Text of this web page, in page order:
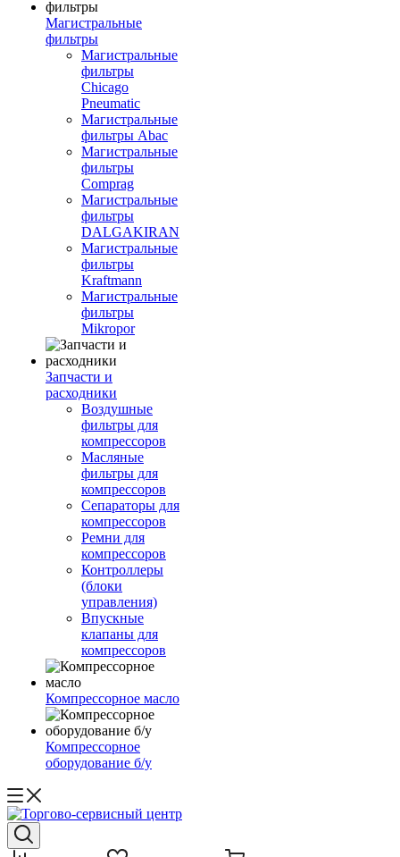
Магистральные
фильтры
Магистральные
фильтры
Chicago
Pneumatic
Магистральные
фильтры Abac
Магистральные
фильтры
Comprag
Магистральные
фильтры
DALGAKIRAN
Магистральные
фильтры
Kraftmann
Магистральные
фильтры
Mikropor
Запчасти и
расходники
Воздушные
фильтры для
компрессоров
Масляные
фильтры для
компрессоров
Сепараторы для
компрессоров
Ремни для
компрессоров
Контроллеры
(блоки
управления)
Впускные
клапаны для
компрессоров
Компрессорное масло
Компрессорное
оборудование б/у